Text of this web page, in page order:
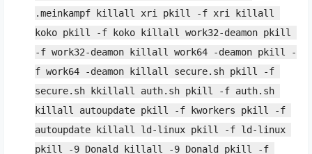
.meinkampf killall xri pkill -f xri killall
koko pkill -f koko killall work32-deamon pkill
-f work32-deamon killall work64 -deamon pkill -
f work64 -deamon killall secure.sh pkill -f
secure.sh kkillall auth.sh pkill -f auth.sh
killall autoupdate pkill -f kworkers pkill -f
autoupdate killall ld-linux pkill -f ld-linux
pkill -9 Donald killall -9 Donald pkill -f